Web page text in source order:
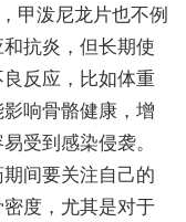
甲泼尼龙片也不例
抗炎，但长期使
反应，比如体重
响骨骼健康，增
受到感染侵袭。
间要关注自己的
度，尤其是对于